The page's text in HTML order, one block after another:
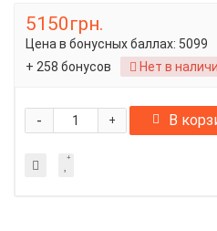
5150грн.
Цена в бонусных баллах: 5099
+ 258 бонусов
Нет в
+
- В